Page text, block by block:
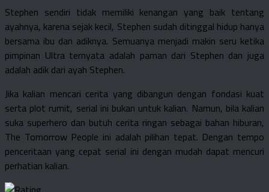
Stephen sendiri tidak memiliki kenangan yang baik tentang
ayahnya, karena sejak kecil, Stephen sudah ditinggal hidup hanya
bersama ibu dan adiknya. Semuanya menjadi makin seru ketika
pimpinan Ultra ternyata adalah paman dari Stephen dan juga
adalah adik dari ayah Stephen.
Jika kalian mencari cerita yang dibangun dengan fondasi kuat
serta plot rumit, serial ini bukan untuk kalian. Namun, bila kalian
suka superhero dan butuh cerita ringan sebagai bahan hiburan,
The Tomorrow People ini adalah pilihan tepat. Dengan tempo
penceritaan yang cepat serial ini dengan mudah dapat mencuri
perhatian kalian.